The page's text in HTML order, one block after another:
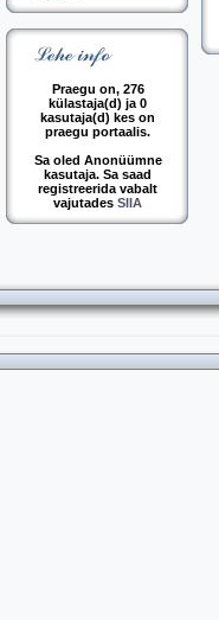
Praegu on, 276
külastaja(d) ja 0
kasutaja(d) kes on
praegu portaalis.
Sa oled Anonüümne
kasutaja. Sa saad
registreerida vabalt
vajutades SIIA